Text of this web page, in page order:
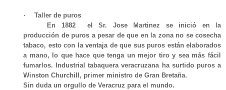
·
Taller de puros
En 1882 el Sr. Jose Martinez se inició en la
producción de puros a pesar de que en la zona no se cosecha
tabaco, esto con la ventaja de que sus puros están elaborados
a mano, lo que hace que tenga un mejor tiro y sea más fácil
fumarlos. Industrial tabaquera veracruzana ha surtido puros a
Winston Churchill, primer ministro de Gran Bretaña.
Sin duda un orgullo de Veracruz para el mundo.